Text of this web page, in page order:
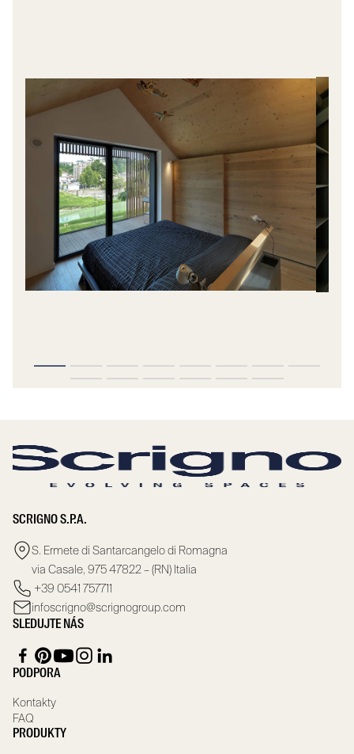
SCRIGNO S.P.A.
S. Ermete di Santarcangelo di Romagna
via Casale, 975 47822 – (RN) Italia
+39 0541 757711
infoscrigno@scrignogroup.com
SLEDUJTE NÁS
PODPORA
Kontakty
FAQ
PRODUKTY